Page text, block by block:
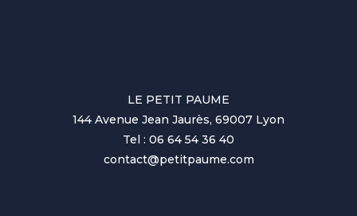
LE PETIT PAUME
144 Avenue Jean Jaurès, 69007 Lyon
Tel : 06 64 54 36 40
contact@petitpaume.com